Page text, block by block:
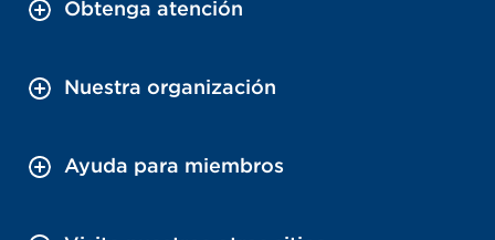
Obtenga atención
Nuestra organización
Ayuda para miembros